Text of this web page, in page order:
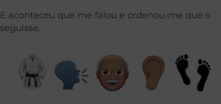
E aconteceu que me falou e ordenou-me que o
seguisse.